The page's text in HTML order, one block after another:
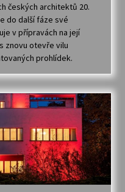
českých architektů 20.
do další fáze své
v přípravách na její
znovu otevře vilu
prohlídek.